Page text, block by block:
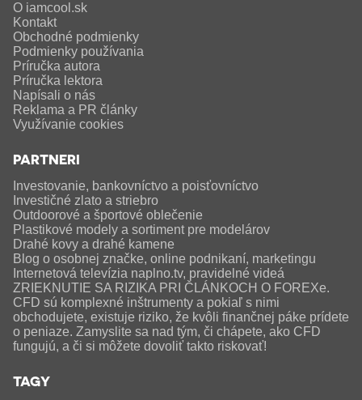
O iamcool.sk
Kontakt
Obchodné podmienky
Podmienky používania
Príručka autora
Príručka lektora
Napísali o nás
Reklama a PR články
Využívanie cookies
PARTNERI
Investovanie, bankovníctvo a poisťovníctvo
Investičné zlato a striebro
Outdoorové a športové oblečenie
Plastikové modely a sortiment pre modelárov
Drahé kovy a drahé kamene
Blog o osobnej značke, online podnikaní, marketingu
Internetová televízia naplno.tv, pravidelné videá
ZRIEKNUTIE SA RIZIKA PRI ČLÁNKOCH O FOREXe.
CFD sú komplexné inštrumenty a pokiaľ s nimi
obchodujete, existuje riziko, že kvôli finančnej páke prídete
o peniaze. Zamyslite sa nad tým, či chápete, ako CFD
fungujú, a či si môžete dovoliť takto riskovať!
TAGY